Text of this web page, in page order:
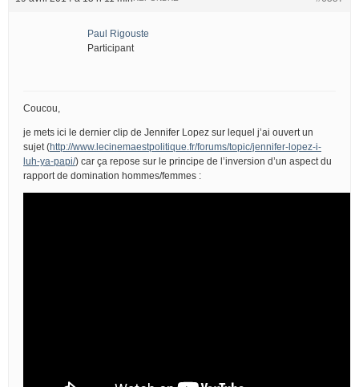
Paul Rigouste
Participant
Coucou,
je mets ici le dernier clip de Jennifer Lopez sur lequel j’ai ouvert un
sujet (http://www.lecinemaestpolitique.fr/forums/topic/jennifer-lopez-i-
luh-ya-papi/) car ça repose sur le principe de l’inversion d’un aspect du
rapport de domination hommes/femmes :